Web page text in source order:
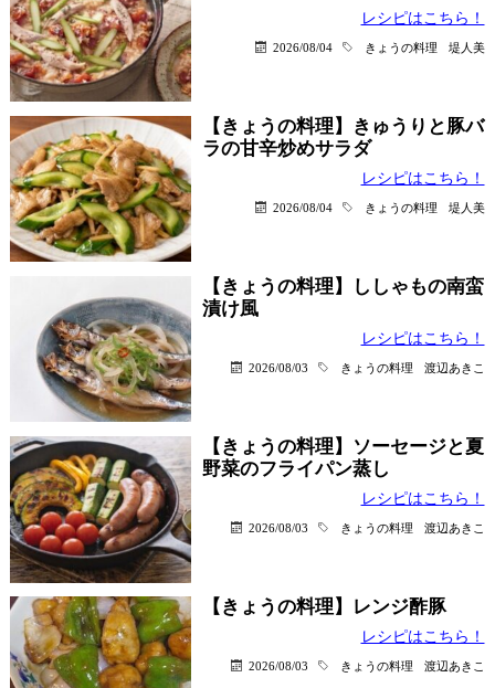
レシピはこちら！
2026/08/04 きょうの料理 堤人美
【きょうの料理】きゅうりと豚バ
ラの甘辛炒めサラダ
レシピはこちら！
2026/08/04 きょうの料理 堤人美
【きょうの料理】ししゃもの南蛮
漬け風
レシピはこちら！
2026/08/03 きょうの料理 渡辺あきこ
【きょうの料理】ソーセージと夏
野菜のフライパン蒸し
レシピはこちら！
2026/08/03 きょうの料理 渡辺あきこ
【きょうの料理】レンジ酢豚
レシピはこちら！
2026/08/03 きょうの料理 渡辺あきこ